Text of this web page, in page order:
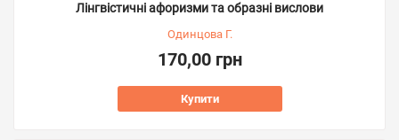
Лінгвістичні афоризми та образні вислови
Одинцова Г.
170,00 грн
Купити